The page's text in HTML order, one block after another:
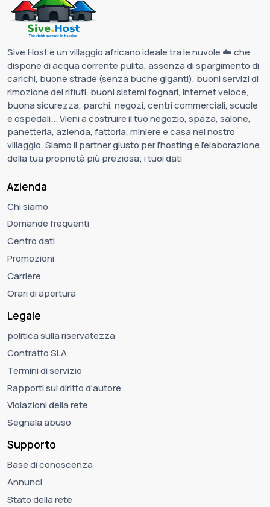
Sive.Host è un villaggio africano ideale tra le nuvole ☁️ che
dispone di acqua corrente pulita, assenza di spargimento di
carichi, buone strade (senza buche giganti), buoni servizi di
rimozione dei rifiuti, buoni sistemi fognari, internet veloce,
buona sicurezza, parchi, negozi, centri commerciali, scuole
e ospedali... Vieni a costruire il tuo negozio, spaza, salone,
panetteria, azienda, fattoria, miniere e casa nel nostro
villaggio. Siamo il partner giusto per l'hosting e l'elaborazione
della tua proprietà più preziosa; i tuoi dati
Azienda
Chi siamo
Domande frequenti
Centro dati
Promozioni
Carriere
Orari di apertura
Legale
politica sulla riservatezza
Contratto SLA
Termini di servizio
Rapporti sul diritto d'autore
Violazioni della rete
Segnala abuso
Supporto
Base di conoscenza
Annunci
Stato della rete